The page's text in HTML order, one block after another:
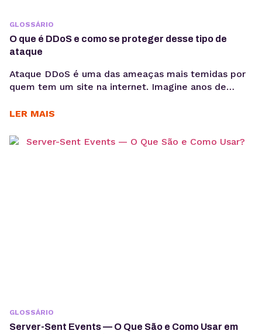
GLOSSÁRIO
O que é DDoS e como se proteger desse tipo de
ataque
Ataque DDoS é uma das ameaças mais temidas por
quem tem um site na internet. Imagine anos de
presença digital, para ver seu site sendo afetado por
Brasil pelo 10º ano consecutivo, é o líder do ranking
LER MAIS
GLOSSÁRIO
Server-Sent Events — O Que São e Como Usar em